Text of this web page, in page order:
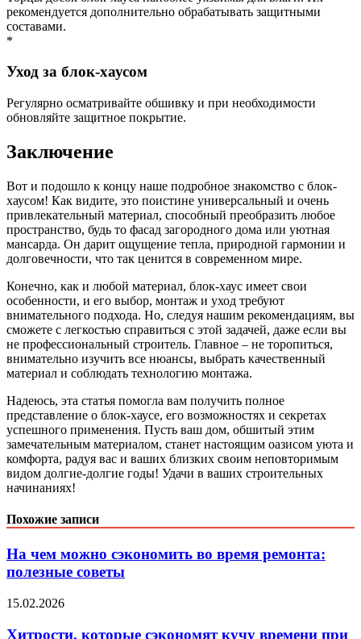
рекомендуется дополнительно обрабатывать защитными
составами.
*
Уход за блок-хаусом
Регулярно осматривайте обшивку и при необходимости
обновляйте защитное покрытие.
Заключение
Вот и подошло к концу наше подробное знакомство с блок-
хаусом! Как видите, это поистине универсальный и очень
привлекательный материал, способный преобразить любое
пространство, будь то фасад загородного дома или уютная
мансарда. Он дарит ощущение тепла, природной гармонии и
долговечности, что так ценится в современном мире.
Конечно, как и любой материал, блок-хаус имеет свои
особенности, и его выбор, монтаж и уход требуют
внимательного подхода. Но, следуя нашим рекомендациям, вы
сможете с легкостью справиться с этой задачей, даже если вы
не профессиональный строитель. Главное – не торопиться,
внимательно изучить все нюансы, выбрать качественный
материал и соблюдать технологию монтажа.
Надеюсь, эта статья помогла вам получить полное
представление о блок-хаусе, его возможностях и секретах
успешного применения. Пусть ваш дом, обшитый этим
замечательным материалом, станет настоящим оазисом уюта и
комфорта, радуя вас и ваших близких своим неповторимым
видом долгие-долгие годы! Удачи в ваших строительных
начинаниях!
Похожие записи
На чем можно сэкономить во время ремонта:
полезные советы
15.02.2026
Хитрости, которые сэкономят кучу времени при